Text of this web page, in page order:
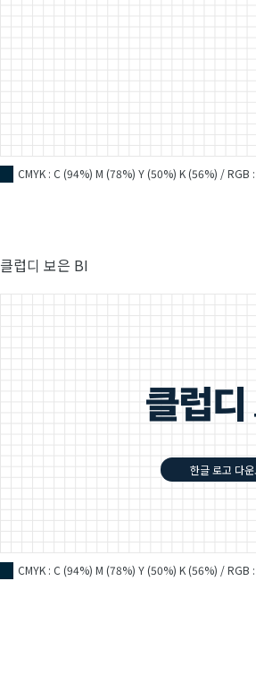
CMYK : C (94%) M (78%) Y (50%) K (56%) / RGB
클럽디 보은 BI
한글 로고 다
CMYK : C (94%) M (78%) Y (50%) K (56%) / RGB